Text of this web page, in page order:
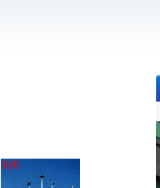
关闭